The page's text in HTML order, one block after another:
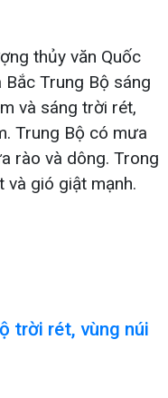
thủy văn Quốc
Trung Bộ sáng
và sáng trời rét,
Trung Bộ có mưa
rào và dông. Trong
và gió giật mạnh.
trời rét, vùng núi